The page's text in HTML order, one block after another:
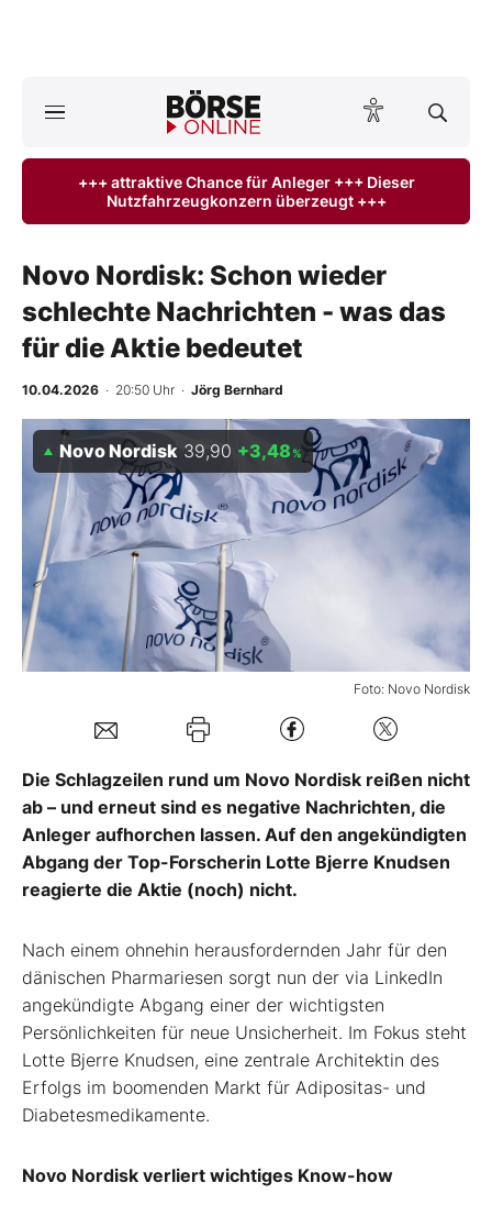
ktuelle Ausgabe BÖRSE ONLINE lesen
Anlageprodukte
Finanz-Check
BO-Musterdepots
Experten
Mein B:O
Mein Konto
+++ attraktive Chance für Anleger +++ Dieser
Nutzfahrzeugkonzern überzeugt +++
Novo Nordisk: Schon wieder
schlechte Nachrichten - was das
für die Aktie bedeutet
10.04.2026 · 20:50 Uhr · Jörg Bernhard
Foto: Novo Nordisk
Novo Nordisk 39,90 +3,48 %
Die Schlagzeilen rund um Novo Nordisk reißen nicht
ab – und erneut sind es negative Nachrichten, die
Anleger aufhorchen lassen. Auf den angekündigten
Abgang der Top-Forscherin Lotte Bjerre Knudsen
reagierte die Aktie (noch) nicht.
Nach einem ohnehin herausfordernden Jahr für den
dänischen Pharmariesen sorgt nun der via LinkedIn
angekündigte Abgang einer der wichtigsten
Persönlichkeiten für neue Unsicherheit. Im Fokus steht
Lotte Bjerre Knudsen, eine zentrale Architektin des
Erfolgs im boomenden Markt für Adipositas- und
Diabetesmedikamente.
Novo Nordisk verliert wichtiges Know-how